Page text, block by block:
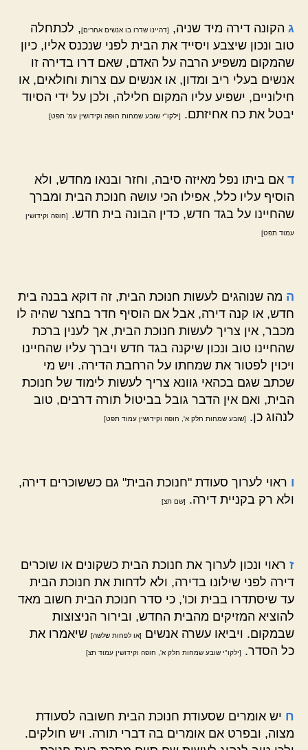
ג הקונה דירה מיד שניה, [דהיינו שדרו בו אנשים אחרים], לכתחלה
טוב ונכון שיצבע ויסייד את הבית לפני שנכנס אליו, כיון
שהמקום משפיע הרבה על האדם, שאם דרו בדירה זו
אנשים בעלי ריב ומדון, או אנשים עם צרות וחולאים, או
חילוניים, ישפיע עליו המקום חלילה, ולכן על ידי הסיוד
יבטל את כח אחיזתם.
[ילקו"י שובע שמחות חופה וקידושין עמ' תפט]
ד אם ביתו נפל מאיזה סיבה, וחזר ובנאו מחדש, ולא
הוסיף עליו כלל, אפילו הכי עושה חנוכת הבית ומברך
שהחיינו על בגד חדש, כדין הבונה בית חדש.
[חופה וקידושין
עמוד תפט]
ה מה שנוהגים לעשות חנוכת הבית, זה דוקא בבנה בית
חדש, או קנה דירה, אבל אם הוסיף חדר בחצר שהיה לו
מכבר, אין צריך לעשות חנוכת הבית, אך לענין ברכת
שהחיינו טוב ונכון שיקנה בגד חדש ויברך עליו שהחיינו
ויכוין לפטור את שמחתו על הרחבת הדירה. ויש מי
שכתב שגם בכהאי גוונא צריך לעשות לימוד של חנוכת
הבית, ואם אין הדבר גובל בביטול תורה דרבים, טוב
לנהוג כן.
[שובע שמחות חלק א', חופה וקידושין עמוד תפט]
ו ראוי לערוך סעודת "חנוכת הבית" גם כששוכרים דירה,
ולא רק בקניית דירה.
[שם תצ]
ז ראוי ונכון לערוך את חנוכת הבית כשקונים או שוכרים
דירה לפני שילונו בדירה, ולא לדחות את חנוכת הבית
עד שיסתדרו בבית וכו', כי סדר חנוכת הבית חשוב מאד
להוציא המזיקים מהבית החדש, ובירור הניצוצות
שבמקום. ויביאו עשרה אנשים
[או לפחות שלשה] שיאמרו את
כל הסדר.
[ילקו"י שובע שמחות חלק א', חופה וקידושין עמוד תצ]
ח יש אומרים שסעודת חנוכת הבית חשובה לסעודת
מצוה, ובפרט אם אומרים בה דברי תורה. ויש חולקים.